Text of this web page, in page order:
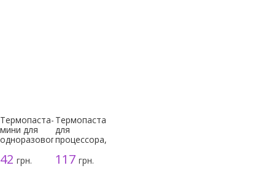
Термопаста-
мини для
одноразового
42 грн.
Термопаста
для
процессора,
117грн.